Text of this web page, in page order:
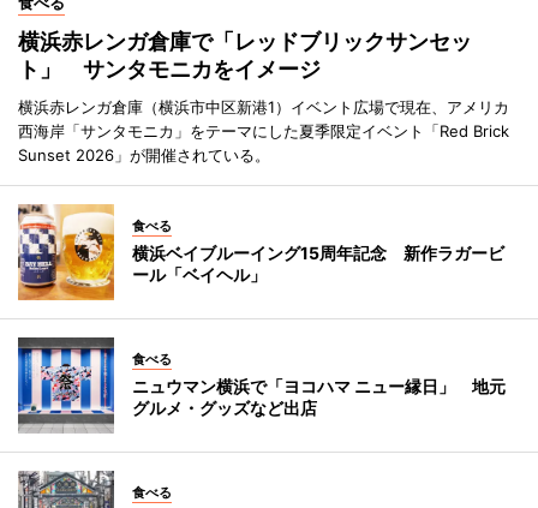
横浜赤レンガ倉庫で「レッドブリックサンセッ
ト」 サンタモニカをイメージ
横浜赤レンガ倉庫（横浜市中区新港1）イベント広場で現在、アメリカ
西海岸「サンタモニカ」をテーマにした夏季限定イベント「Red Brick
Sunset 2026」が開催されている。
食べる
横浜ベイブルーイング15周年記念 新作ラガービ
ール「ベイヘル」
食べる
ニュウマン横浜で「ヨコハマ ニュー縁日」 地元
グルメ・グッズなど出店
食べる